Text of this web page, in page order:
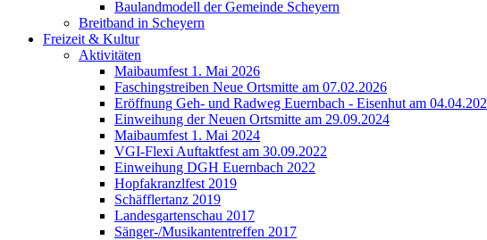
Baulandmodell der Gemeinde Scheyern
Breitband in Scheyern
Freizeit & Kultur
Aktivitäten
Maibaumfest 1. Mai 2026
Faschingstreiben Neue Ortsmitte am 07.02.2026
Eröffnung Geh- und Radweg Euernbach - Eisenhut am
Einweihung der Neuen Ortsmitte am 29.09.2024
Maibaumfest 1. Mai 2024
VGI-Flexi Auftaktfest am 30.09.2022
Einweihung DGH Euernbach 2022
Hopfakranzlfest 2019
Schäfflertanz 2019
Landesgartenschau 2017
Sänger-/Musikantentreffen 2017